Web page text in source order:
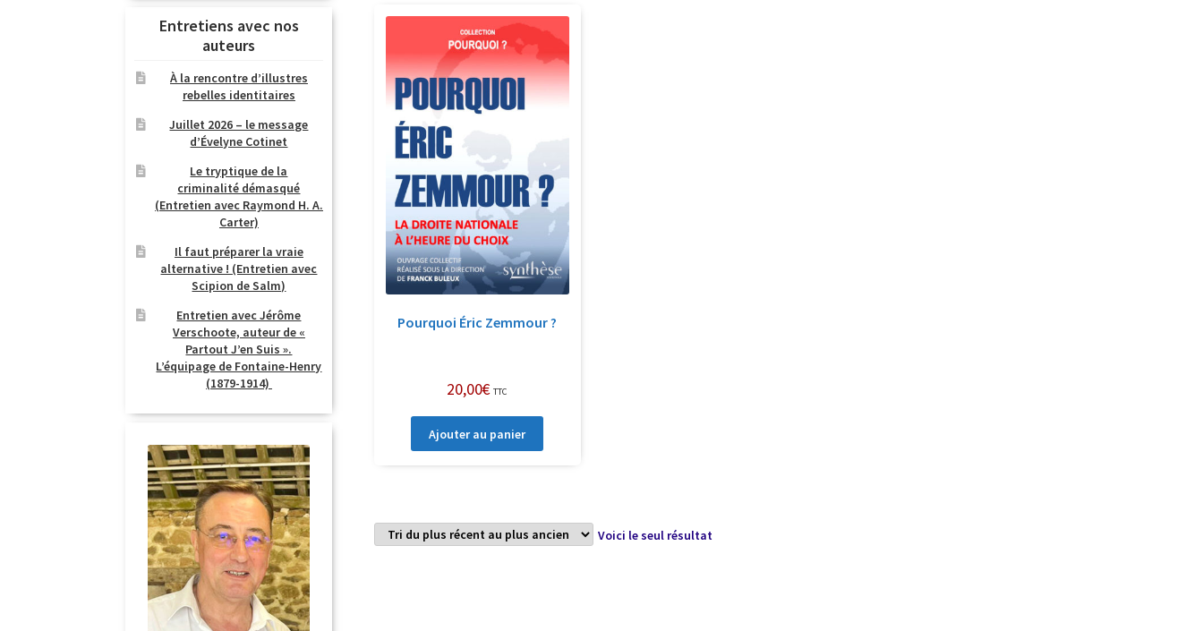
Pourquoi Éric Zemmour ?
20,00€ TTC
Ajouter au panier
Voici le seul résultat
Entretiens avec nos
auteurs
À la rencontre d’illustres
rebelles identitaires
Juillet 2026 – le message
d’Évelyne Cotinet
Le tryptique de la
criminalité démasqué
(Entretien avec Raymond H. A.
Carter)
Il faut préparer la vraie
alternative ! (Entretien avec
Scipion de Salm)
Entretien avec Jérôme
Verschoote, auteur de «
Partout J’en Suis ».
L’équipage de Fontaine-Henry
(1879-1914)